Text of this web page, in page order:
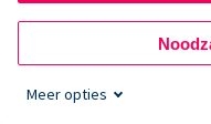
Meer opties